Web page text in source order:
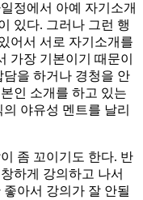
정에서 아예 자기소개
있다. 그러나 그런 행
어서 서로 자기소개를
가장 기본이기 때문이
을 하거나 경청을 안
인 소개를 하고 있는
야유성 멘트를 날리
좀 꼬이기도 한다. 반
하게 강의하고 나서
아서 강의가 잘 안될